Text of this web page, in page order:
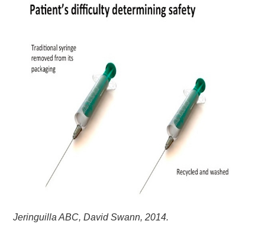
Jeringuilla ABC, David Swann, 2014.